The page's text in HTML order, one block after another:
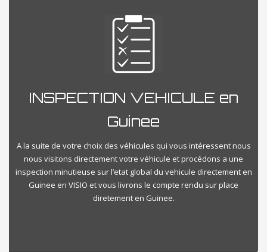
INSPECTION VEHICULE en
Guinee
A la suite de votre choix des véhicules qui vous intéressent nous
nous visitons directement votre véhicule et procédons a une
inspection minutieuse sur l’etat global du vehicule directement en
Guinee en VISIO et vous livrons le compte rendu sur place
diretement en Guinee.